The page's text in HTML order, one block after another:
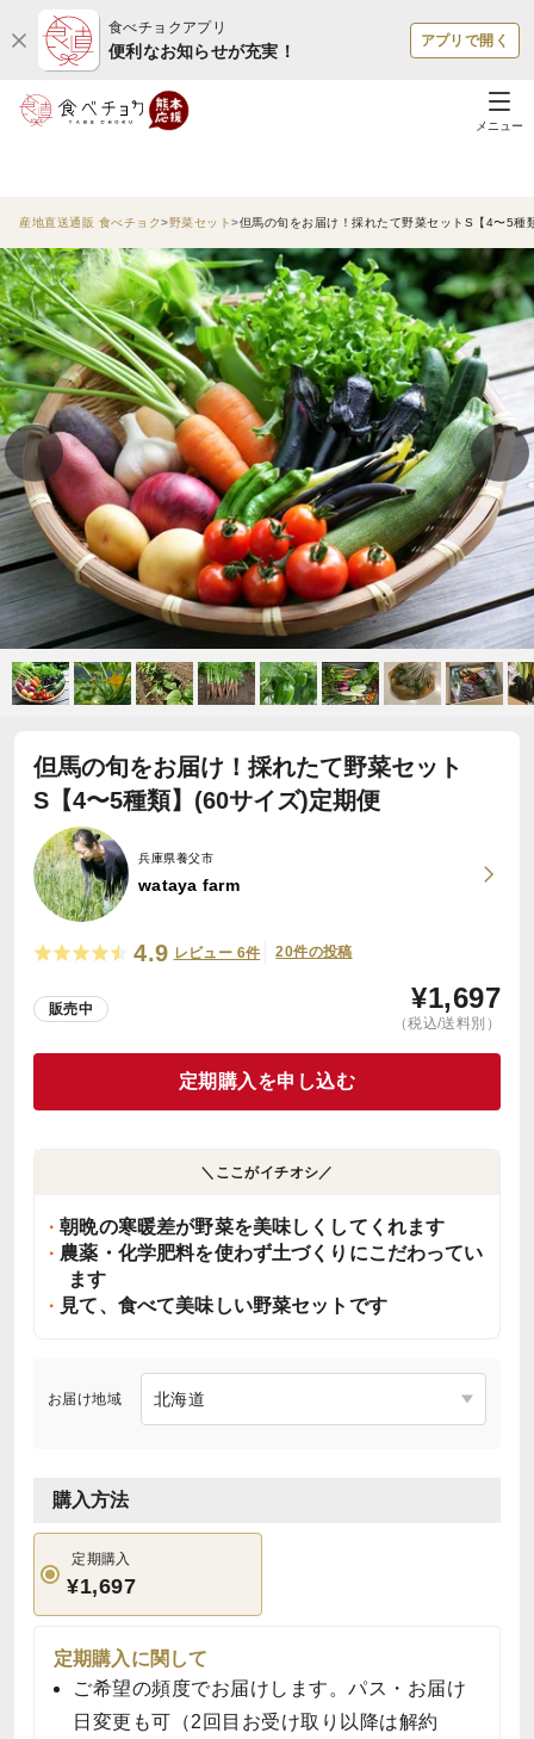
食べチョクアプリ
便利なお知らせが充実！
アプリで開く
メニュー
産地直送通販 食べチョク 野菜セット 但馬の旬をお届け！採れたて野菜セットS【4〜5種
但馬の旬をお届け！採れたて野菜セット
S【4〜5種類】(60サイズ)定期便
兵庫県養父市
wataya farm
4.9 レビュー 6件 20件の投稿
販売中 ¥1,697
（税込/送料別）
定期購入を申し込む
＼ここがイチオシ／
朝晩の寒暖差が野菜を美味しくしてくれます
農薬・化学肥料を使わず土づくりにこだわってい
ます
見て、食べて美味しい野菜セットです
お届け地域
購入方法
定期購入
¥1,697
定期購入に関して
ご希望の頻度でお届けします。パス・お届け
日変更も可（2回目お受け取り以降は解約